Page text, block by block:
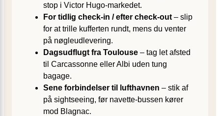
stop i Victor Hugo-markedet.
For tidlig check-in / efter check-out – slip
for at trille kufferten rundt, mens du venter
på nøgleudlevering.
Dagsudflugt fra Toulouse – tag let afsted
til Carcassonne eller Albi uden tung
bagage.
Sene forbindelser til lufthavnen – stik af
på sightseeing, før navette-bussen kører
mod Blagnac.